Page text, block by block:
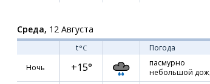
Среда, 12 Августа
t°C Погода
Ночь
+15°
пасмурно
небольшой